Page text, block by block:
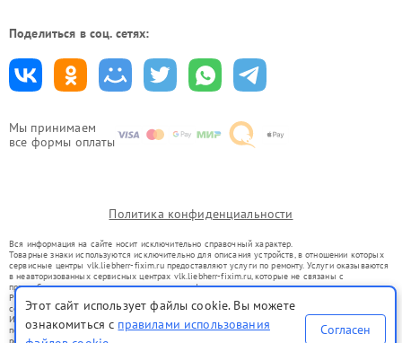
Мы принимаем
все формы оплаты
Поделиться в соц. сетях:
Политика конфиденциальности
Вся информация на сайте носит исключительно справочный характер.
Товарные знаки используются исключительно для описания устройств, в отношении которых
сервисные центры vlk.liebherr-fixim.ru предоставляют услуги по ремонту. Услуги оказываются
в неавторизованных сервисных центрах vlk.liebherr-fixim.ru, которые не связаны с
правообладателями товарных знаков или их официальными представителями.
Ремонт осуществляется для устройств, уже введенных в гражданский оборот в соответствии
со статьей 1487 ГК РФ.
Использование товарных знаков не преследует цели индивидуализации услуг или введения
потребителей в заблуждение, а служит для информирования о предоставляемых услугах по
Этот сайт использует файлы cookie. Вы можете
ознакомиться с правилами использования
Согласен